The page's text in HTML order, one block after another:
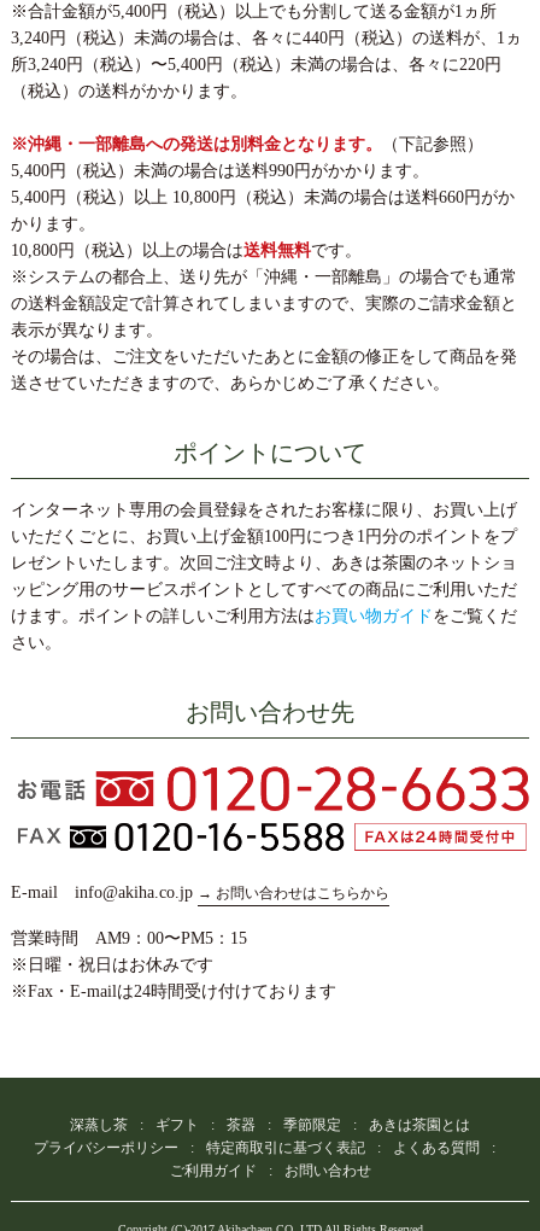
※合計金額が5,400円（税込）以上でも分割して送る金額が1ヵ所
3,240円（税込）未満の場合は、各々に440円（税込）の送料が、1ヵ
所3,240円（税込）〜5,400円（税込）未満の場合は、各々に220円
（税込）の送料がかかります。
※沖縄・一部離島への発送は別料金となります。
（下記参照）
5,400円（税込）未満の場合は送料990円がかかります。
5,400円（税込）以上 10,800円（税込）未満の場合は送料660円がか
かります。
10,800円（税込）以上の場合は送料無料です。
※システムの都合上、送り先が「沖縄・一部離島」の場合でも通常
の送料金額設定で計算されてしまいますので、実際のご請求金額と
表示が異なります。
その場合は、ご注文をいただいたあとに金額の修正をして商品を発
送させていただきますので、あらかじめご了承ください。
ポイントについて
インターネット専用の会員登録をされたお客様に限り、お買い上げ
いただくごとに、お買い上げ金額100円につき1円分のポイントをプ
レゼントいたします。次回ご注文時より、あきは茶園のネットショ
ッピング用のサービスポイントとしてすべての商品にご利用いただ
けます。ポイントの詳しいご利用方法はお買い物ガイド をご覧くだ
さい。
お問い合わせ先
E-mail info@akiha.co.jp → お問い合わせはこちらから
営業時間 AM9：00〜PM5：15
※日曜・祝日はお休みです
※Fax・E-mailは24時間受け付けております
深蒸し茶 ギフト 茶器 季節限定
あきは茶園とは
プライバシーポリシー
特定商取引に基づく表記
よくある質問
ご利用ガイド
お問い合わせ